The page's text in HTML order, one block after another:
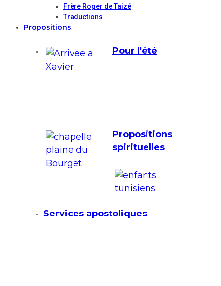
Frère Roger de Taizé
Traductions
Propositions
Pour l'été
Propositions
spirituelles
Services apostoliques